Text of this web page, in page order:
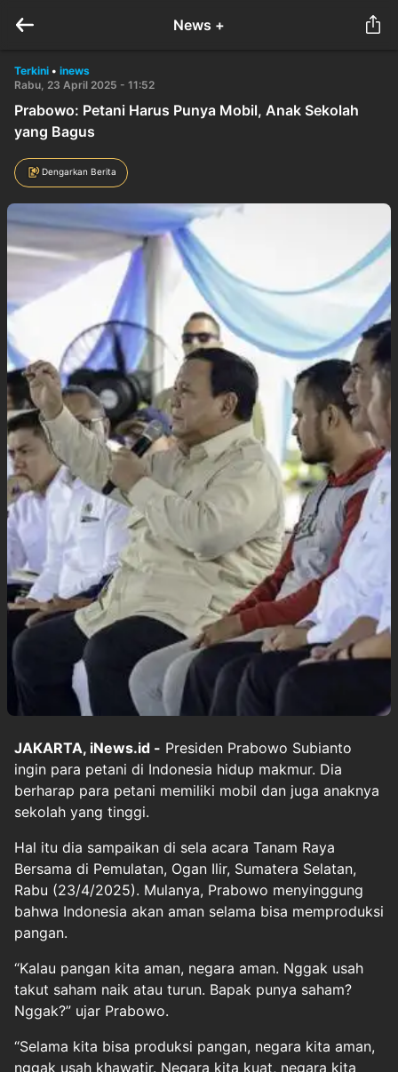
News +
Terkini • inews
Rabu, 23 April 2025 - 11:52
Prabowo: Petani Harus Punya Mobil, Anak Sekolah
yang Bagus
Dengarkan Berita
JAKARTA, iNews.id - Presiden Prabowo Subianto
ingin para petani di Indonesia hidup makmur. Dia
berharap para petani memiliki mobil dan juga anaknya
sekolah yang tinggi.
Hal itu dia sampaikan di sela acara Tanam Raya
Bersama di Pemulatan, Ogan Ilir, Sumatera Selatan,
Rabu (23/4/2025). Mulanya, Prabowo menyinggung
bahwa Indonesia akan aman selama bisa memproduksi
pangan.
“Kalau pangan kita aman, negara aman. Nggak usah
takut saham naik atau turun. Bapak punya saham?
Nggak?” ujar Prabowo.
“Selama kita bisa produksi pangan, negara kita aman,
nggak usah khawatir. Negara kita kuat, negara kita